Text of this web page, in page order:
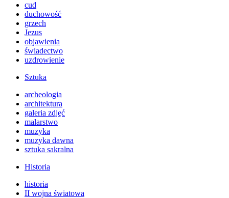
cud
duchowość
grzech
Jezus
objawienia
świadectwo
uzdrowienie
Sztuka
archeologia
architektura
galeria zdjęć
malarstwo
muzyka
muzyka dawna
sztuka sakralna
Historia
historia
II wojna światowa